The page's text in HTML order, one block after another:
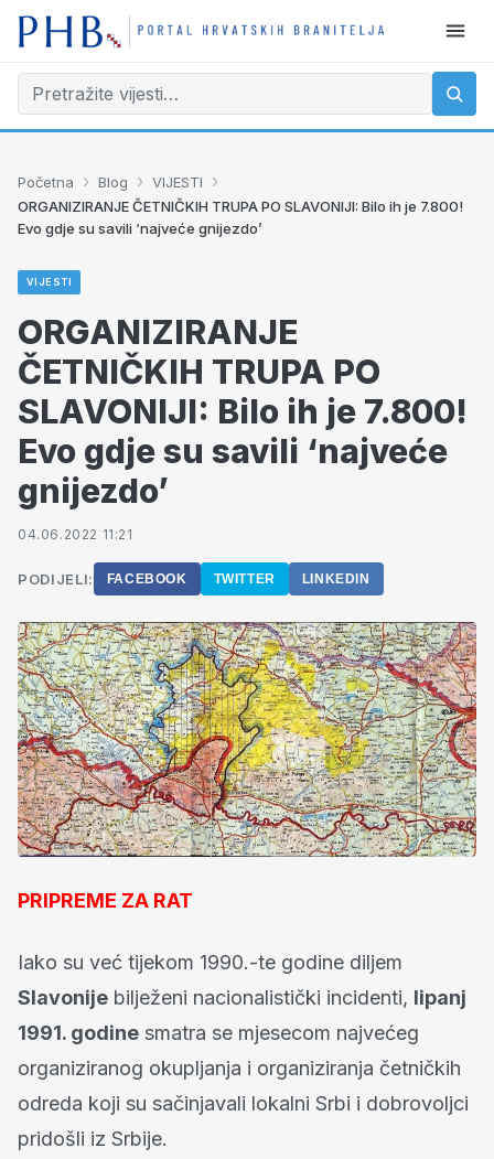
Početna › Blog › VIJESTI ›
ORGANIZIRANJE ČETNIČKIH TRUPA PO SLAVONIJI: Bilo ih je 7.800!
Evo gdje su savili ‘najveće gnijezdo’
VIJESTI
ORGANIZIRANJE
ČETNIČKIH TRUPA PO
SLAVONIJI: Bilo ih je 7.800!
Evo gdje su savili ‘najveće
gnijezdo’
04.06.2022 11:21
PODIJELI: FACEBOOK TWITTER LINKEDIN
PRIPREME ZA RAT
Iako su već tijekom 1990.-te godine diljem
Slavonije bilježeni nacionalistički incidenti, lipanj
1991. godine smatra se mjesecom najvećeg
organiziranog okupljanja i organiziranja četničkih
odreda koji su sačinjavali lokalni Srbi i dobrovoljci
pridošli iz Srbije.